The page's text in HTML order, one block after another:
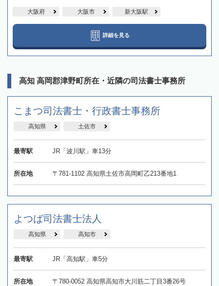
大阪府 大阪市 新大阪駅
詳細を見る
高知 高岡郡津野町所在・近隣の司法書士事務所
こまつ司法書士・行政書士事務所
高知県 土佐市
最寄駅 JR「波川駅」車13分
所在地 〒781-1102 高知県土佐市高岡町乙213番地1
よつば司法書士法人
高知県 高知市
最寄駅 JR「高知駅」車5分
所在地 〒780-0052 高知県高知市大川筋二丁目3番26号